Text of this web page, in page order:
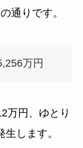
通りです。
万円
万円、ゆとり
します。